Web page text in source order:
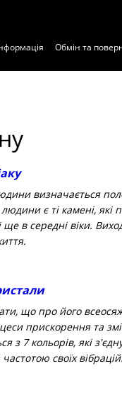
Обмін та
визначається
є ті камені, які
в середні віки.
що про його
прискорення та
з 7 кольорів, які
своїх